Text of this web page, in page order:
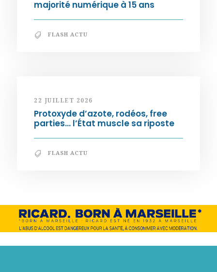
majorité numérique à 15 ans
FLASH ACTU
22 JUILLET 2026
Protoxyde d’azote, rodéos, free
parties… l’État muscle sa riposte
FLASH ACTU